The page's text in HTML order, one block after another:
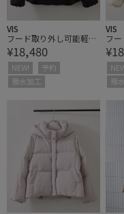
VIS
フード取り外し可能軽量
ショートダウンブルゾ
ン/撥水・WEB限定カラ
ー
¥18,480
NEW!
予約
撥水加工
VIS
フ
ショ
ン/
ー
撥